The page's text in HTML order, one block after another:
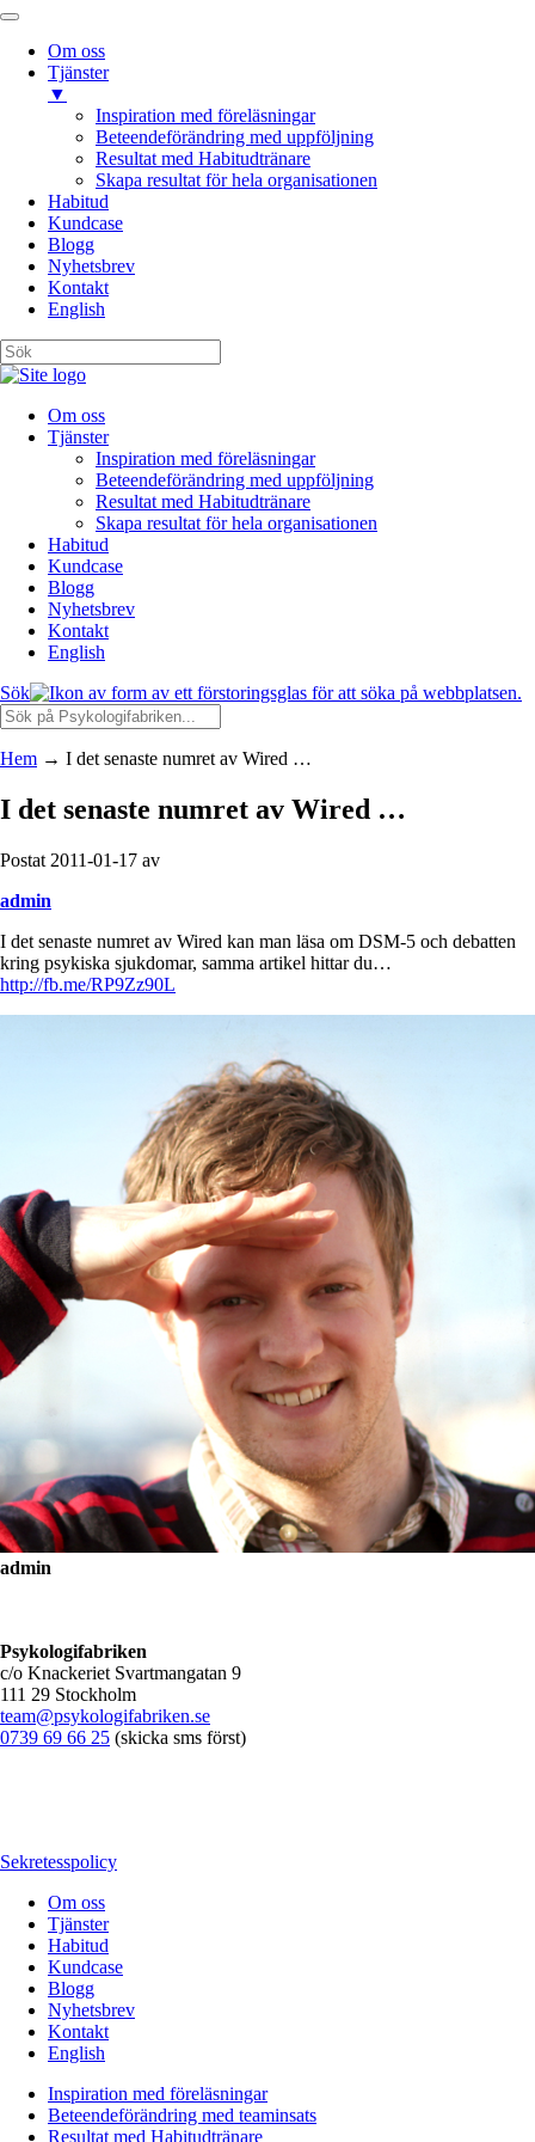
Om oss
Tjänster
▼
Inspiration med föreläsningar
Beteendeförändring med uppföljning
Resultat med Habitudtränare
Skapa resultat för hela organisationen
Habitud
Kundcase
Blogg
Nyhetsbrev
Kontakt
English
Om oss
Tjänster
Inspiration med föreläsningar
Beteendeförändring med uppföljning
Resultat med Habitudtränare
Skapa resultat för hela organisationen
Habitud
Kundcase
Blogg
Nyhetsbrev
Kontakt
English
Sök
Hem → I det senaste numret av Wired …
I det senaste numret av Wired …
Postat 2011-01-17 av
admin
I det senaste numret av Wired kan man läsa om DSM-5 och debatten
kring psykiska sjukdomar, samma artikel hittar du…
http://fb.me/RP9Zz90L
admin
Psykologifabriken
c/o Knackeriet Svartmangatan 9
111 29 Stockholm
team@psykologifabriken.se
0739 69 66 25 (skicka sms först)
Sekretesspolicy
Om oss
Tjänster
Habitud
Kundcase
Blogg
Nyhetsbrev
Kontakt
English
Inspiration med föreläsningar
Beteendeförändring med teaminsats
Resultat med Habitudtränare